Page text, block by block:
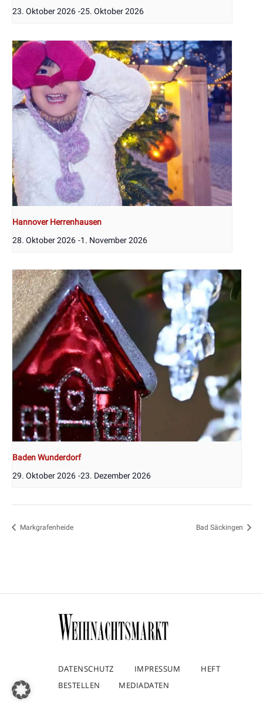
23. Oktober 2026 -25. Oktober 2026
Hannover Herrenhausen
28. Oktober 2026 -1. November 2026
Baden Wunderdorf
29. Oktober 2026 -23. Dezember 2026
Markgrafenheide Bad Säckingen
DATENSCHUTZ IMPRESSUM
HEFT
BESTELLEN
MEDIADATEN